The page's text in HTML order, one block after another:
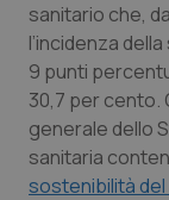
Campania
Emilia-
Friuli
Car-T
sanitario che,
l’incidenza
9 punti
30,7 per cento.
generale dello
sanitaria
sostenibilità del